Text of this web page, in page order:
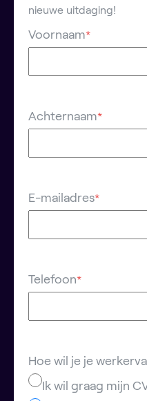
nieuwe uitdaging!
Voornaam*
Achternaam*
E-mailadres*
Telefoon*
Hoe wil je je
Ik wil graag mijn